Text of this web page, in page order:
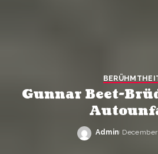
Gunnar Beet-
Posted
Admin